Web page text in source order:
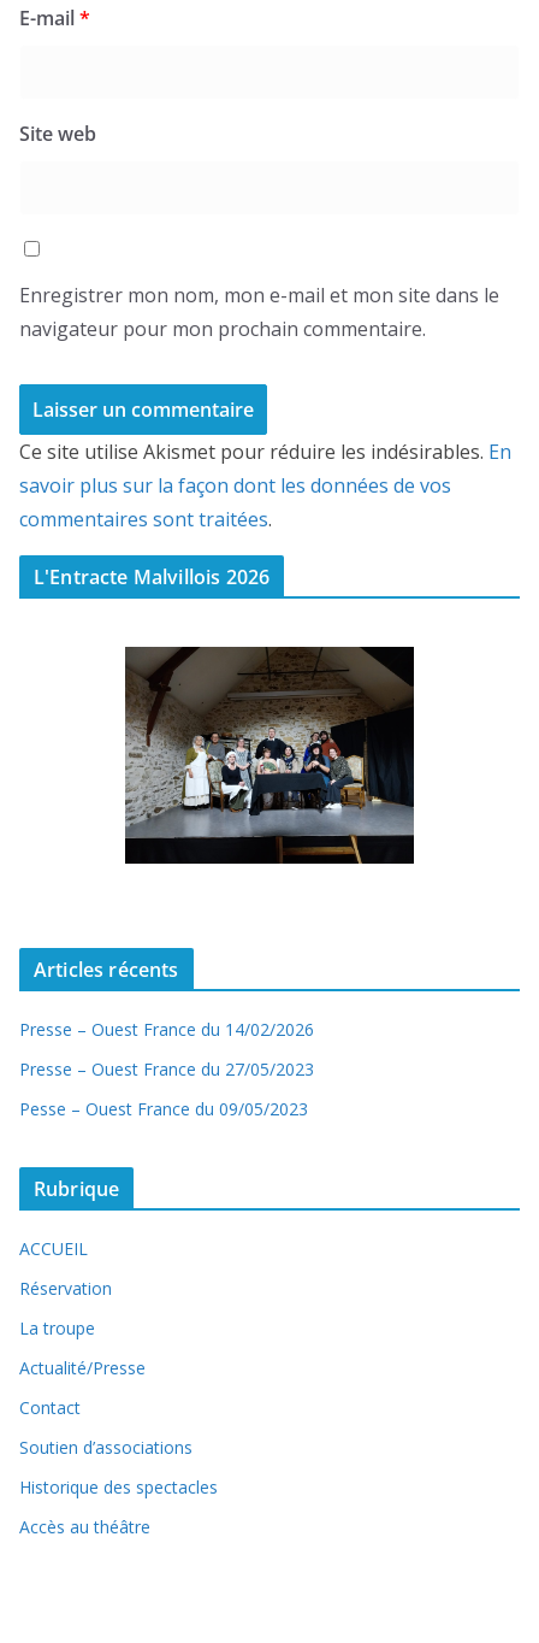
E-mail*
Site web
Enregistrer mon nom, mon e-mail et mon site dans le
navigateur pour mon prochain commentaire.
Ce site utilise Akismet pour réduire les indésirables. En
savoir plus sur la façon dont les données de vos
commentaires sont traitées.
L'Entracte Malvillois 2026
Articles récents
Presse – Ouest France du 14/02/2026
Presse – Ouest France du 27/05/2023
Pesse – Ouest France du 09/05/2023
Rubrique
ACCUEIL
Réservation
La troupe
Actualité/Presse
Contact
Soutien d’associations
Historique des spectacles
Accès au théâtre